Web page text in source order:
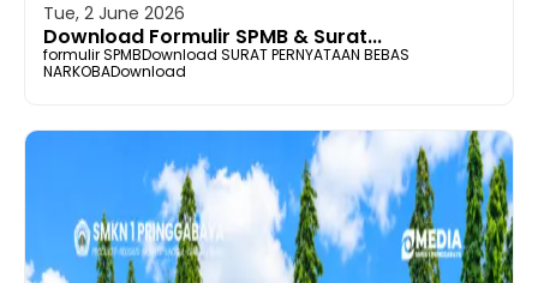
Tue, 2 June 2026
Download Formulir SPMB & Surat...
formulir SPMBDownload SURAT PERNYATAAN BEBAS
NARKOBADownload